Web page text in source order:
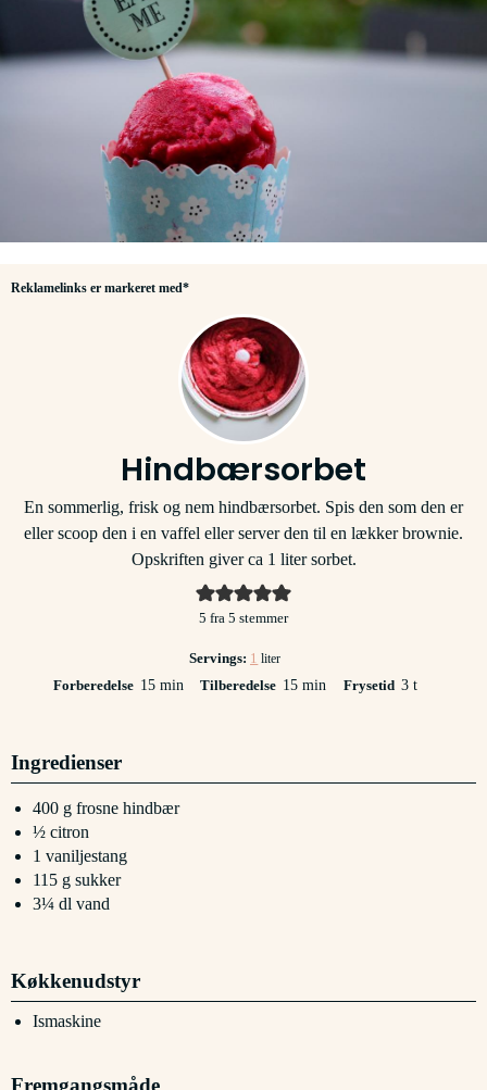
Reklamelinks er markeret med*
Hindbærsorbet
En sommerlig, frisk og nem hindbærsorbet. Spis den som den er
eller scoop den i en vaffel eller server den til en lækker brownie.
Opskriften giver ca 1 liter sorbet.
5 fra 5 stemmer
Servings: 1 liter
Forberedelse 15minutter
min Tilberedelse 15minutter
min Frysetid 3timer
t
Ingredienser
400 g frosne hindbær
½ citron
1 vaniljestang
115 g sukker
3¼ dl vand
Køkkenudstyr
Ismaskine
Fremgangsmåde